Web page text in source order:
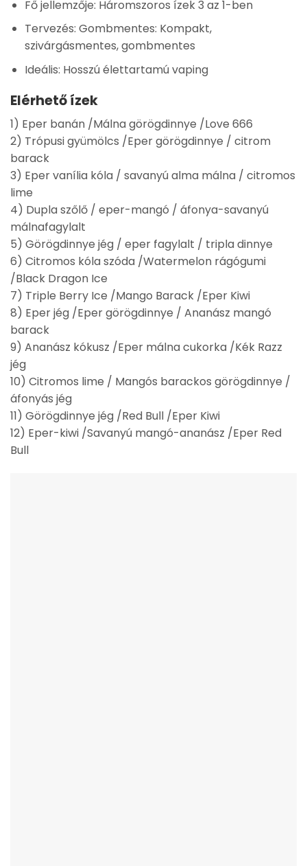
Fő jellemzője: Háromszoros ízek 3 az 1-ben
Tervezés: Gombmentes: Kompakt,
szivárgásmentes, gombmentes
Ideális: Hosszú élettartamú vaping
Elérhető ízek
1) Eper banán /Málna görögdinnye /Love 666
2) Trópusi gyümölcs /Eper görögdinnye / citrom
barack
3) Eper vanília kóla / savanyú alma málna / citromos
lime
4) Dupla szőlő / eper-mangó / áfonya-savanyú
málnafagylalt
5) Görögdinnye jég / eper fagylalt / tripla dinnye
6) Citromos kóla szóda /Watermelon rágógumi
/Black Dragon Ice
7) Triple Berry Ice /Mango Barack /Eper Kiwi
8) Eper jég /Eper görögdinnye / Ananász mangó
barack
9) Ananász kókusz /Eper málna cukorka /Kék Razz
jég
10) Citromos lime / Mangós barackos görögdinnye /
áfonyás jég
11) Görögdinnye jég /Red Bull /Eper Kiwi
12) Eper-kiwi /Savanyú mangó-ananász /Eper Red
Bull